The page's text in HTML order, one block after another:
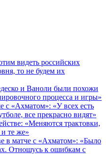
видеть российских
то не будем их
и Ваноли были похожи
процесса и игры»
с «Ахматом»: «У всех есть
все прекрасно видят»
«Меняются трактовки,
те же»
в матче с «Ахматом»: «Было
Отношусь к ошибкам с